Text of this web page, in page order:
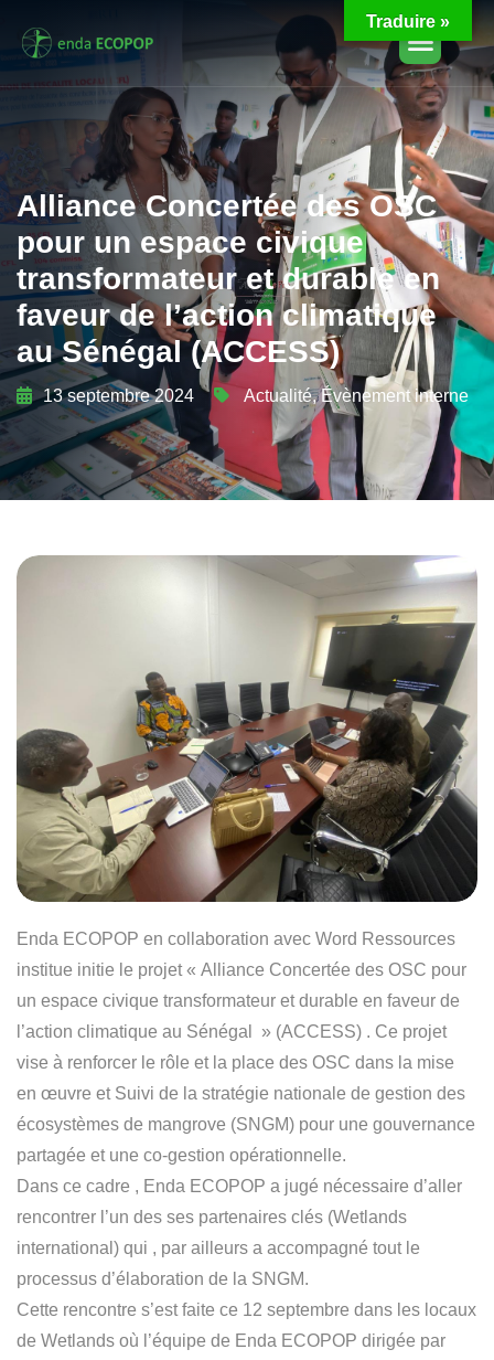
Alliance Concertée des OSC
pour un espace civique
transformateur et durable en
faveur de l’action climatique
au Sénégal (ACCESS)
13 septembre 2024 Actualité,Évènement interne
Enda ECOPOP en collaboration avec Word Ressources
institue initie le projet « Alliance Concertée des OSC pour
un espace civique transformateur et durable en faveur de
l’action climatique au Sénégal » (ACCESS) . Ce projet
vise à renforcer le rôle et la place des OSC dans la mise
en œuvre et Suivi de la stratégie nationale de gestion des
écosystèmes de mangrove (SNGM) pour une gouvernance
partagée et une co-gestion opérationnelle.
Dans ce cadre , Enda ECOPOP a jugé nécessaire d’aller
rencontrer l’un des ses partenaires clés (Wetlands
international) qui , par ailleurs a accompagné tout le
processus d’élaboration de la SNGM.
Cette rencontre s’est faite ce 12 septembre dans les locaux
de Wetlands où l’équipe de Enda ECOPOP dirigée par
Traduire »